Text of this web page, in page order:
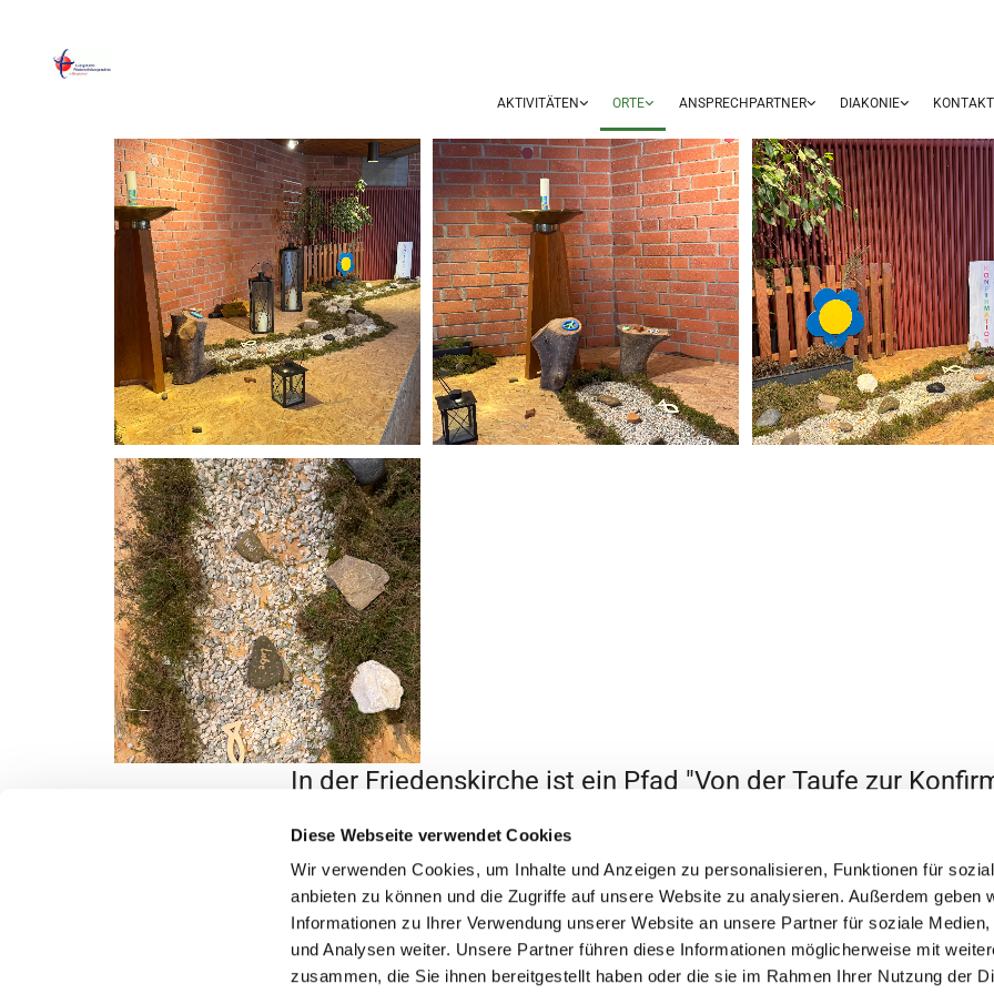
Diese Webseite verwendet Cookies
Wir verwenden Cookies, um Inhalte und Anzeigen zu personalisieren, Funktionen für
anbieten zu können und die Zugriffe auf unsere Website zu analysieren. Außerdem geben
Informationen zu Ihrer Verwendung unserer Website an unsere Partner für soziale Medien,
und Analysen weiter. Unsere Partner führen diese Informationen möglicherweise mit
zusammen, die Sie ihnen bereitgestellt haben oder die sie im Rahmen Ihrer Nutzung der
AKTIVITÄTEN ORTE ANSPRECHPARTNER DIAKONIE KONTAKT
In der Friedenskirche ist ein Pfad "Von der Taufe zur
Ansprechpartner unser
Kontaktinformationen Impressum
Datenschutzerklärung ChurchDesk-Login